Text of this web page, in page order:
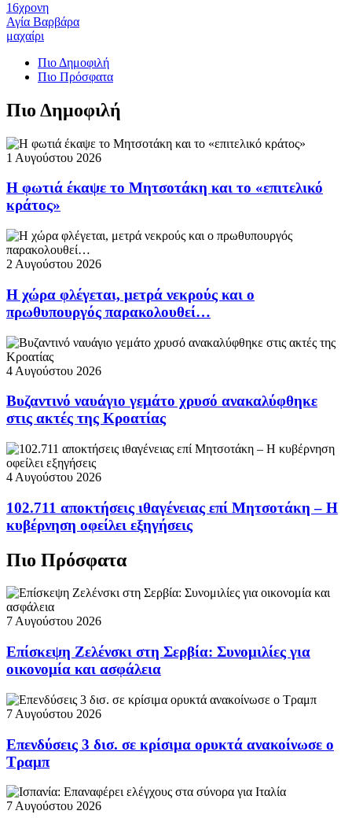
16χρονη
Αγία Βαρβάρα
μαχαίρι
Πιο Δημοφιλή
Πιο Πρόσφατα
Πιο Δημοφιλή
1 Αυγούστου 2026
Η φωτιά έκαψε το Μητσοτάκη και το «επιτελικό
κράτος»
2 Αυγούστου 2026
Η χώρα φλέγεται, μετρά νεκρούς και ο
πρωθυπουργός παρακολουθεί…
4 Αυγούστου 2026
Βυζαντινό ναυάγιο γεμάτο χρυσό ανακαλύφθηκε
στις ακτές της Κροατίας
4 Αυγούστου 2026
102.711 αποκτήσεις ιθαγένειας επί Μητσοτάκη – Η
κυβέρνηση οφείλει εξηγήσεις
Πιο Πρόσφατα
7 Αυγούστου 2026
Επίσκεψη Ζελένσκι στη Σερβία: Συνομιλίες για
οικονομία και ασφάλεια
7 Αυγούστου 2026
Επενδύσεις 3 δισ. σε κρίσιμα ορυκτά ανακοίνωσε ο
Τραμπ
7 Αυγούστου 2026